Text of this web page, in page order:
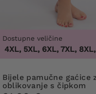
Dostupne veličine
5XL, 6XL, 7XL, 8XL, 9XL
Bijele pamučne gaćice za
oblikovanje s čipkom